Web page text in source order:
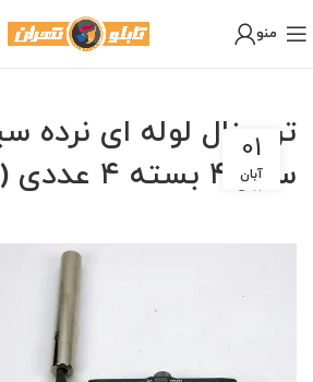
منو
ترمینال لوله ای
سایز ۴ بسته ۴ عددی (10)
01
آبان